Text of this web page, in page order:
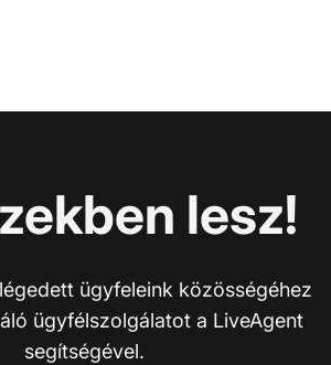
lesz!
ügyfeleink közösségéhez
ügyfélszolgálatot a LiveAgent
segítségével.